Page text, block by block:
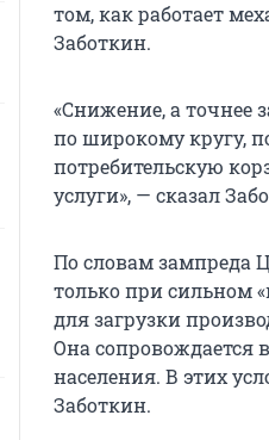
том, как работает
Заботкин.
«Снижение, а точнее
по широкому кругу,
потребительскую
услуги», — сказал
По словам зампреда
только при сильном
для загрузки
Она сопровождается
населения. В этих
Заботкин.